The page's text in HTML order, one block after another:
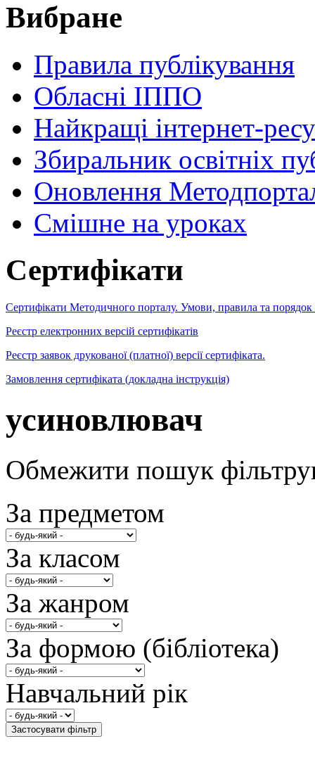
Вибране
Правила публікування
Обласні ІППО
Найкращі інтернет-
Збиральник освітніх
Оновлення
Cмішне на уроках
Сертифікати
Сертифікати Методичного порталу. Умови, правила та порядок
Реєстр електронних версій сертифікатів
Реєстр заявок друкованої (платної) версії сертифіката.
Замовлення сертифіката (докладна інструкція)
усиновлювач
Обмежити пошук
За предметом
За класом
За жанром
За формою (бібліотека)
Навчальний рік